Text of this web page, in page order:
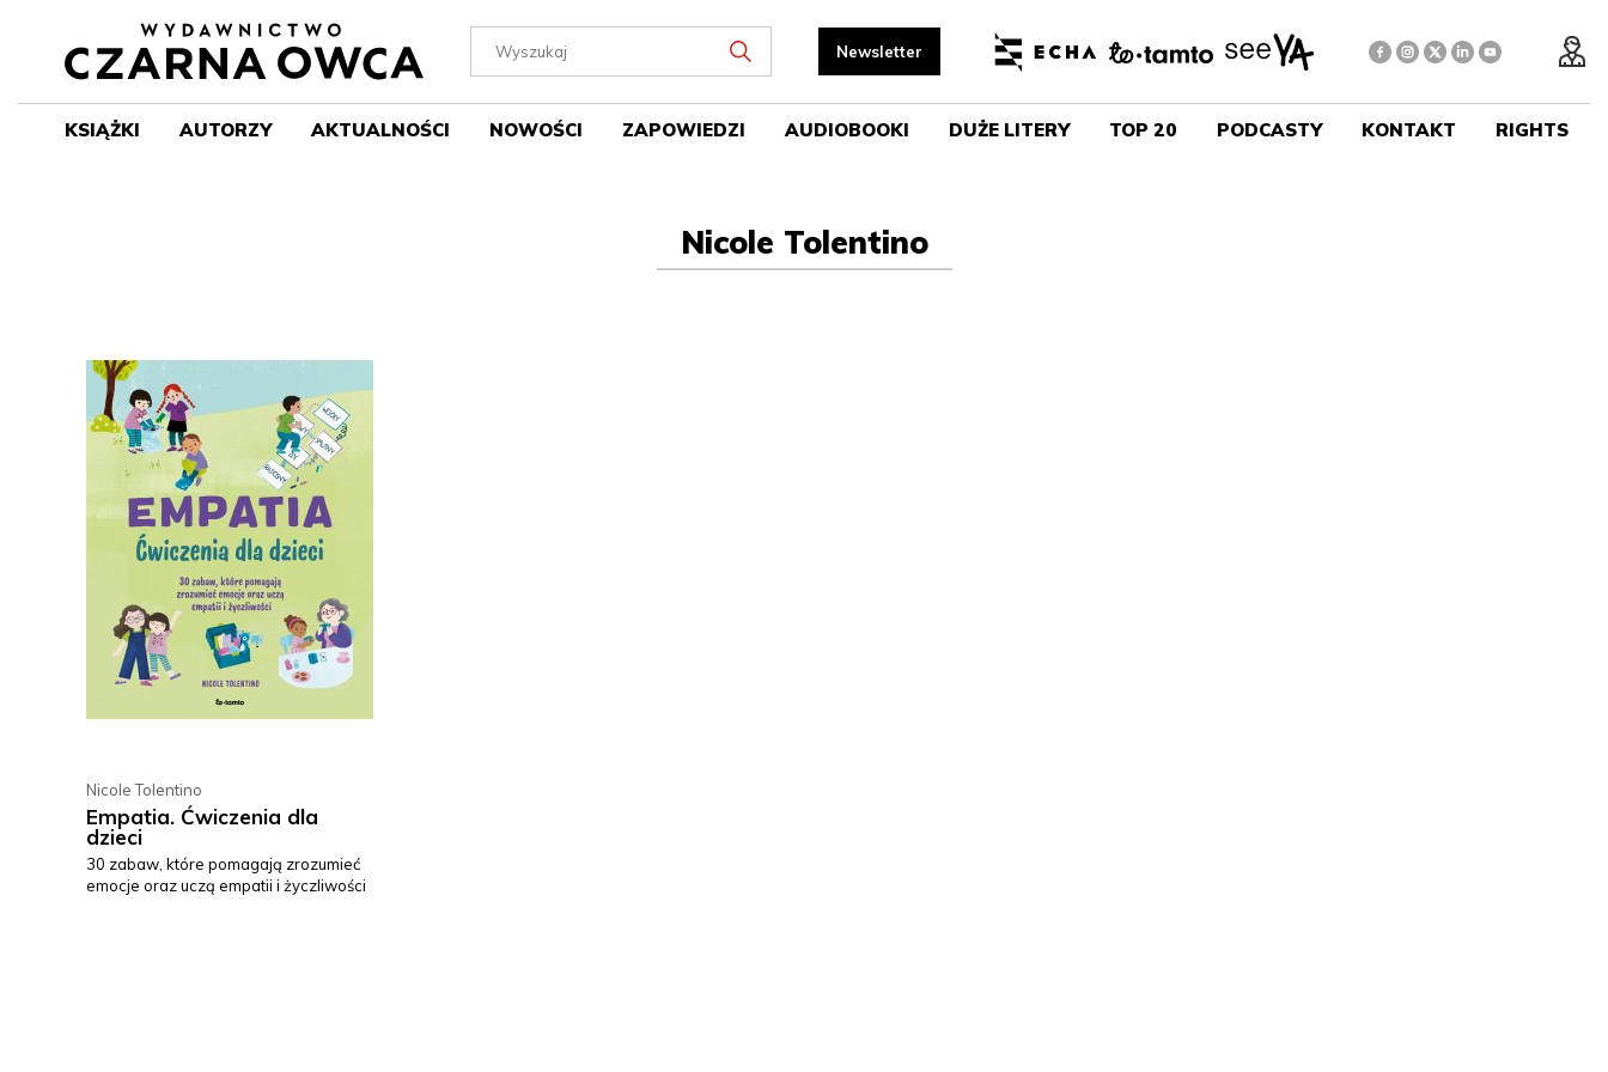
KSIĄŻKI AUTORZY AKTUALNOŚCI NOWOŚCI ZAPOWIEDZI AUDIOBOOKI DUŻE LITERY TOP 20 PODCASTY KONTAKT RIGHTS
Nicole Tolentino
Nicole Tolentino
Empatia. Ćwiczenia dla
dzieci
30 zabaw, które pomagają zrozumieć
emocje oraz uczą empatii i życzliwości